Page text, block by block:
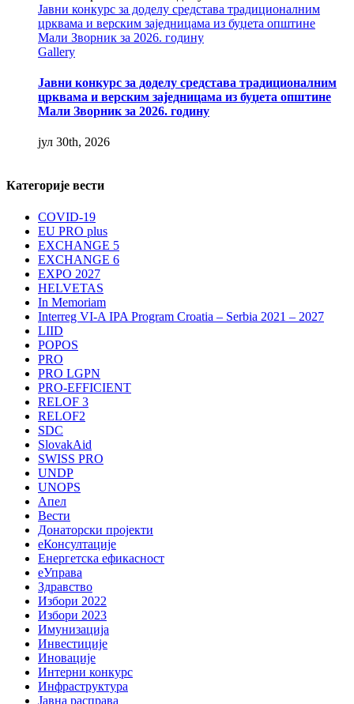
Јавни конкурс за доделу средстава традиционалним
црквама и верским заједницама из буџета општине
Мали Зворник за 2026. годину
Gallery
Јавни конкурс за доделу средстава традиционалним
црквама и верским заједницама из буџета општине
Мали Зворник за 2026. годину
јул 30th, 2026
Категорије вести
COVID-19
EU PRO plus
EXCHANGE 5
EXCHANGE 6
EXPO 2027
HELVETAS
In Memoriam
Interreg VI-A IPA Program Croatia – Serbia 2021 – 2027
LIID
POPOS
PRO
PRO LGPN
PRO-EFFICIENT
RELOF 3
RELOF2
SDC
SlovakAid
SWISS PRO
UNDP
UNOPS
Апел
Вести
Донаторски пројекти
еКонсултације
Енергетска ефикасност
еУправа
Здравство
Избори 2022
Избори 2023
Имунизација
Инвестиције
Иновације
Интерни конкурс
Инфраструктура
Јавна расправа